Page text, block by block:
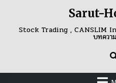
content
Sarut-
Stock Trading , CANSLIM
บทควา